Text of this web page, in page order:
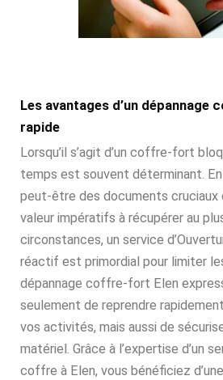
Les avantages d’un
rapide
Lorsqu’il s’agit d’un coffre-fort
temps est souvent déterminant.
peut-être des documents cruciaux
valeur impératifs à récupérer au
circonstances, un service
réactif est primordial pour limiter
dépannage coffre-fort Elen
seulement de reprendre
vos activités, mais aussi de
matériel. Grâce à l’expertise d’un
coffre à Elen, vous bénéficiez